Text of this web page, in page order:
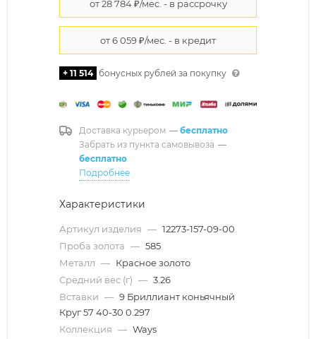
+ 11 514 бонусных рублей за покупку
Доставка курьером — бесплатно
Забрать из пункта самовывоза —
бесплатно
Подробнее
Характеристики
Артикул изделия — 12273-157-09-00
Проба золота — 585
Металл — Красное золото
Средний вес (г) — 3.26
Вставки — 9 Бриллиант коньячный
Круг 57 40-30 0.297
Коллекция — Ways